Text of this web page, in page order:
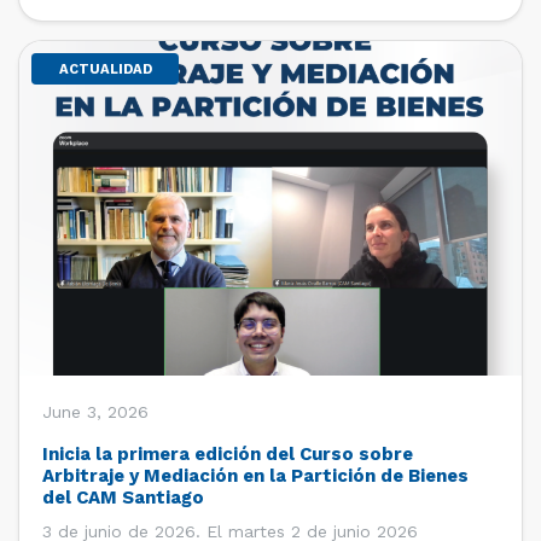
de estudiantes de […]
ACTUALIDAD
June 3, 2026
Inicia la primera edición del Curso sobre
Arbitraje y Mediación en la Partición de Bienes
del CAM Santiago
3 de junio de 2026. El martes 2 de junio 2026